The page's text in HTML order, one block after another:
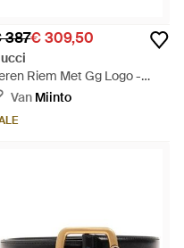
387€ 309,50
Riem Met Gg Logo -
Van Miinto